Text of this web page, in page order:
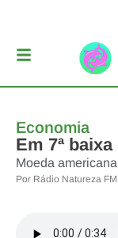
Economia
Em 7ª
Moeda
Por Rádio Natureza FM